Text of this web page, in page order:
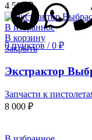
0пунктов / 0 ₽
4 500₽
В избранное
В корзину
Закрыть
Экстрактор
Запчасти к
8 000 ₽